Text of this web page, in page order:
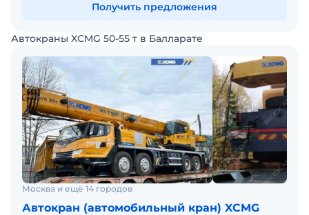
Получить предложения
Автокраны XCMG 50-55 т в Балларате
Москва и ещё 14 городов
Автокран (автомобильный кран) XCMG